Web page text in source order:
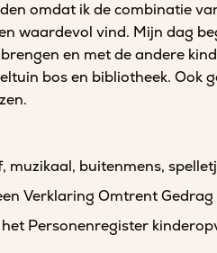
omdat ik de combinatie
waardevol vind. Mijn dag
en met de andere
bos en bibliotheek. Ook
muzikaal, buitenmens,
Verklaring Omtrent Gedrag
Personenregister